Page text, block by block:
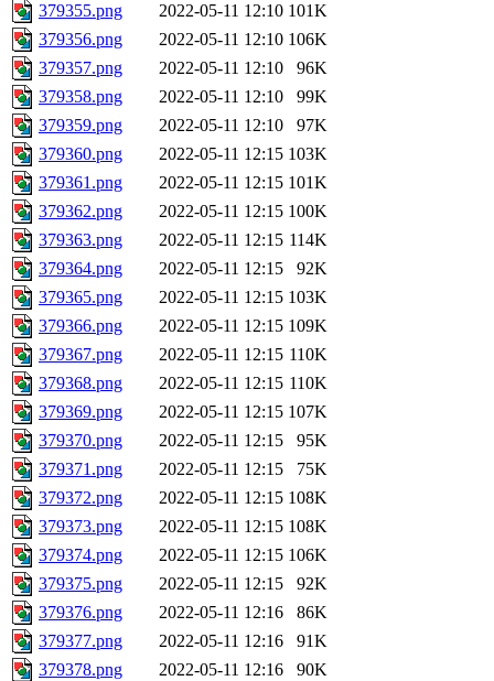
379355.png 2022-05-11 12:10 101K
379356.png
2022-05-11 12:10 106K
379357.png
2022-05-11 12:10
96K
379358.png
2022-05-11 12:10
99K
379359.png
2022-05-11 12:10
97K
379360.png
2022-05-11 12:15 103K
379361.png
2022-05-11 12:15 101K
379362.png
2022-05-11 12:15 100K
379363.png
2022-05-11 12:15 114K
379364.png
2022-05-11 12:15
92K
379365.png
2022-05-11 12:15 103K
379366.png
2022-05-11 12:15 109K
379367.png
2022-05-11 12:15 110K
379368.png
2022-05-11 12:15 110K
379369.png
2022-05-11 12:15 107K
379370.png
2022-05-11 12:15
95K
379371.png
2022-05-11 12:15
75K
379372.png
2022-05-11 12:15 108K
379373.png
2022-05-11 12:15 108K
379374.png
2022-05-11 12:15 106K
379375.png
2022-05-11 12:15
92K
379376.png
2022-05-11 12:16
86K
379377.png
2022-05-11 12:16
91K
379378.png
2022-05-11 12:16
90K